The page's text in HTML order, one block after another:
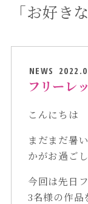
「お好き
NEWS
フリーレ
こんにちは
まだまだ暑
かがお過ご
今回は先日
3名様の作品